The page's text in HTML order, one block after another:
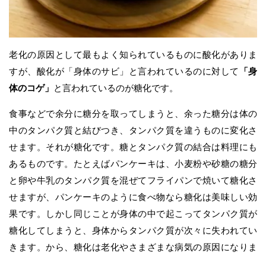
老化の原因として最もよく知られているものに酸化がありま
すが、酸化が「身体のサビ」と言われているのに対して
「身
体のコゲ」 と言われているのが糖化です。
食事などで余分に糖分を取ってしまうと、余った糖分は体の
中のタンパク質と結びつき、タンパク質を違うものに変化さ
せます。それが糖化です。糖とタンパク質の結合は料理にも
あるものです。たとえばパンケーキは、小麦粉や砂糖の糖分
と卵や牛乳のタンパク質を混ぜてフライパンで焼いて糖化さ
せますが、パンケーキのように食べ物なら糖化は美味しい効
果です。しかし同じことが身体の中で起こってタンパク質が
糖化してしまうと、身体からタンパク質が次々に失われてい
きます。から、糖化は老化やさまざまな病気の原因になりま